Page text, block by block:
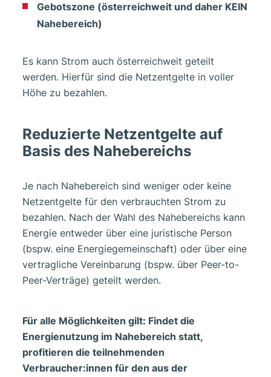
Gebotszone (österreichweit und daher KEIN
Nahebereich)
Es kann Strom auch österreichweit geteilt
werden. Hierfür sind die Netzentgelte in voller
Höhe zu bezahlen.
Reduzierte Netzentgelte auf
Basis des Nahebereichs
Je nach Nahebereich sind weniger oder keine
Netzentgelte für den verbrauchten Strom zu
bezahlen. Nach der Wahl des Nahebereichs kann
Energie entweder über eine juristische Person
(bspw. eine Energiegemeinschaft) oder über eine
vertragliche Vereinbarung (bspw. über Peer-to-
Peer-Verträge) geteilt werden.
Für alle Möglichkeiten gilt: Findet die
Energienutzung im Nahebereich statt,
profitieren die teilnehmenden
Verbraucher:innen für den aus der